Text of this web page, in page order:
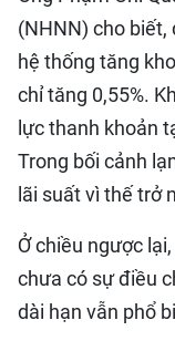
(NHNN) cho
hệ thống tăng
chỉ tăng 0,55%.
lực thanh khoản
Trong bối cảnh
lãi suất vì thế trở
Ở chiều ngược
chưa có sự điều
dài hạn vẫn phổ